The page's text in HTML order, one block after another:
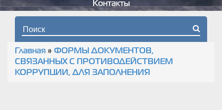
Контакты
Форма поиска
Вы здесь
Главная » ФОРМЫ ДОКУМЕНТОВ,
СВЯЗАННЫХ С ПРОТИВОДЕЙСТВИЕМ
КОРРУПЦИИ, ДЛЯ ЗАПОЛНЕНИЯ